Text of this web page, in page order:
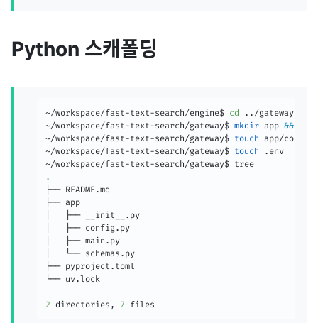
Python 스캐폴딩
~/workspace/fast-text-search/engine$ cd .. /gateway
~/workspace/fast-text-search/gateway$ mkdir app &&
~/workspace/fast-text-search/gateway$ touch app/
~/workspace/fast-text-search/gateway$ touch .env
.
├── README.md
├── app
│   ├── __init__.py
│   ├── config.py
│   ├── main.py
│   └── schemas.py
├── pyproject.toml
└── uv.lock
2 directories, 7 files